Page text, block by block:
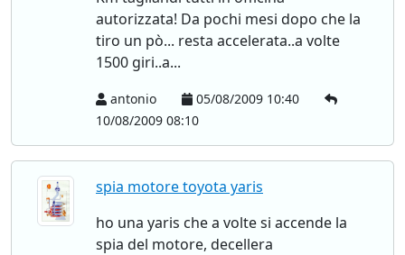
autorizzata! Da pochi mesi dopo che la
tiro un pò... resta accelerata..a volte
1500 giri..a...
antonio
05/08/2009 10:40
10/08/2009 08:10
spia motore toyota yaris
ho una yaris che a volte si accende la
spia del motore, decellera